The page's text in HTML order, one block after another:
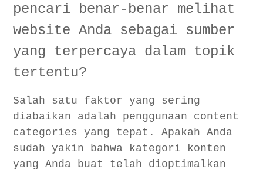
Kesalahan Umum #1: Tidak Ada Kategori
Kesalahan Umum #2: Terlalu Banyak Kategori
Kesalahan Umum #3: Menggunakan Nama Kategori
yang Kurang Pasti
Kesalahan Umum #4: Tidak Menggunakan Tag
Kunci dalam Nama Kategori
Pemahaman Kategori Konten yang Salah
Pengategorian Berlebihan
Kategori yang Tidak Konsisten
Kategori Terlalu Umum atau Spesifik
pencari benar-benar melihat
website Anda sebagai sumber
yang terpercaya dalam topik
tertentu?
Salah satu faktor yang sering
diabaikan adalah penggunaan content
categories yang tepat. Apakah Anda
sudah yakin bahwa kategori konten
yang Anda buat telah dioptimalkan